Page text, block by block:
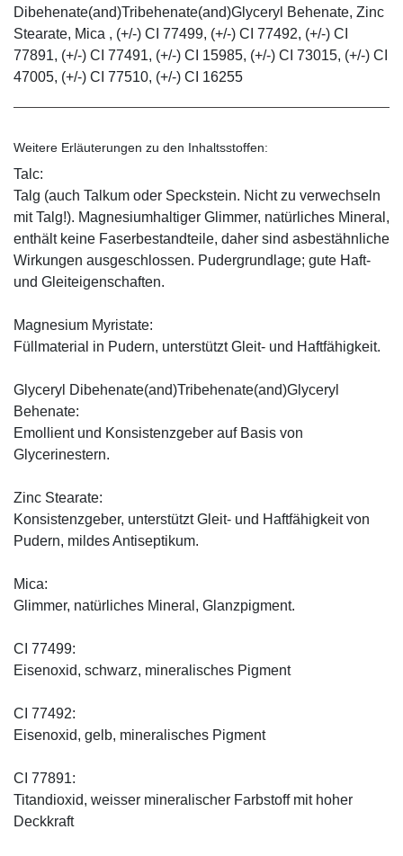
Dibehenate(and)Tribehenate(and)Glyceryl Behenate, Zinc
Stearate, Mica , (+/-) CI 77499, (+/-) CI 77492, (+/-) CI
77891, (+/-) CI 77491, (+/-) CI 15985, (+/-) CI 73015, (+/-) CI
47005, (+/-) CI 77510, (+/-) CI 16255
Weitere Erläuterungen zu den Inhaltsstoffen:
Talc:
Talg (auch Talkum oder Speckstein. Nicht zu verwechseln
mit Talg!). Magnesiumhaltiger Glimmer, natürliches Mineral,
enthält keine Faserbestandteile, daher sind asbestähnliche
Wirkungen ausgeschlossen. Pudergrundlage; gute Haft-
und Gleiteigenschaften.
Magnesium Myristate:
Füllmaterial in Pudern, unterstützt Gleit- und Haftfähigkeit.
Glyceryl Dibehenate(and)Tribehenate(and)Glyceryl
Behenate:
Emollient und Konsistenzgeber auf Basis von
Glycerinestern.
Zinc Stearate:
Konsistenzgeber, unterstützt Gleit- und Haftfähigkeit von
Pudern, mildes Antiseptikum.
Mica:
Glimmer, natürliches Mineral, Glanzpigment.
CI 77499:
Eisenoxid, schwarz, mineralisches Pigment
CI 77492:
Eisenoxid, gelb, mineralisches Pigment
CI 77891:
Titandioxid, weisser mineralischer Farbstoff mit hoher
Deckkraft